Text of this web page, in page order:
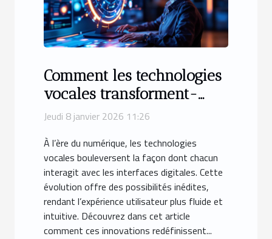
Comment les technologies
vocales transforment-
elles les interactions
Jeudi 8 janvier 2026 11:26
À l’ère du numérique, les technologies
vocales bouleversent la façon dont chacun
interagit avec les interfaces digitales. Cette
évolution offre des possibilités inédites,
rendant l’expérience utilisateur plus fluide et
intuitive. Découvrez dans cet article
comment ces innovations redéfinissent...